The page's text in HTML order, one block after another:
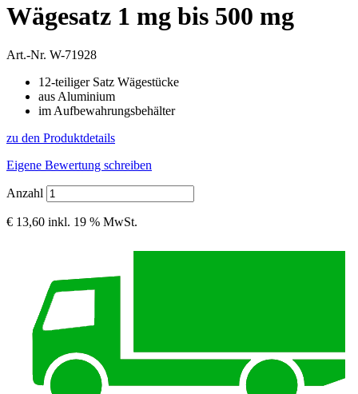
Wägesatz 1 mg bis 500 mg
Art.-Nr. W-71928
12-teiliger Satz Wägestücke
aus Aluminium
im Aufbewahrungsbehälter
zu den Produktdetails
Eigene Bewertung schreiben
Anzahl
€ 13,60 inkl. 19 % MwSt.